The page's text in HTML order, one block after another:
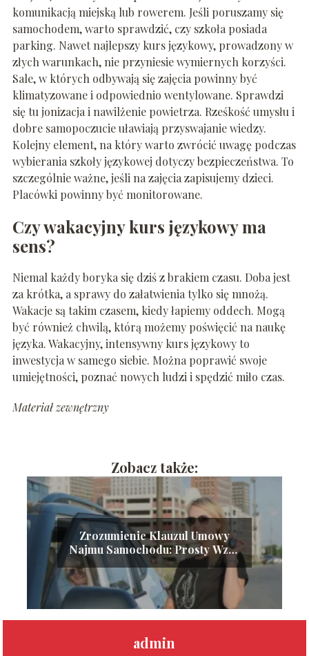
komunikacją miejską lub rowerem. Jeśli poruszamy się
samochodem, warto sprawdzić, czy szkoła posiada
parking. Nawet najlepszy kurs językowy, prowadzony w
złych warunkach, nie przyniesie wymiernych korzyści.
Sale, w których odbywają się zajęcia powinny być
klimatyzowane i odpowiednio wentylowane. Sprawdzi
się tu jonizacja i nawilżenie powietrza. Rześkość umysłu i
dobre samopoczucie uławiają przyswajanie wiedzy.
Kolejny element, na który warto zwrócić uwagę podczas
wybierania szkoły językowej dotyczy bezpieczeństwa. To
szczególnie ważne, jeśli na zajęcia zapisujemy dzieci.
Placówki powinny być monitorowane.
Czy wakacyjny kurs językowy ma
sens?
Niemal każdy boryka się dziś z brakiem czasu. Doba jest
za krótka, a sprawy do załatwienia tylko się mnożą.
Wakacje są takim czasem, kiedy łapiemy oddech. Mogą
być również chwilą, którą możemy poświęcić na naukę
języka. Wakacyjny, intensywny kurs językowy to
inwestycja w samego siebie. Można poprawić swoje
umiejętności, poznać nowych ludzi i spędzić miło czas.
Materiał zewnętrzny
Zobacz także:
Zrozumienie Klauzul Umowy
Najmu Samochodu: Prosty Wzór
Dokumentu Gotowego do Druku
admin